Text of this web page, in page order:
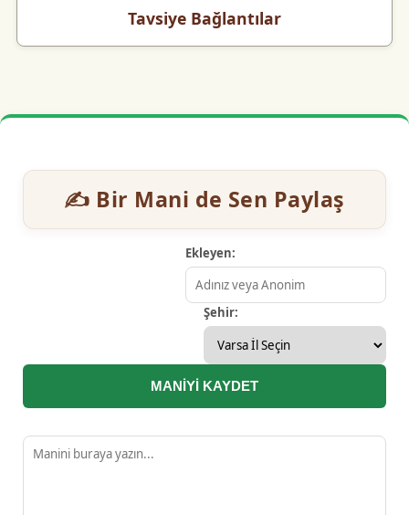
Tavsiye Bağlantılar
✍️ Bir Mani de Sen Paylaş
Ekleyen:
Şehir:
MANİYİ KAYDET